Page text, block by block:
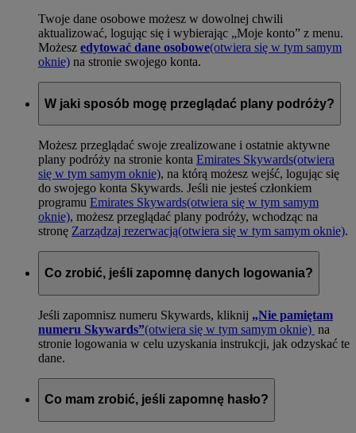
Twoje dane osobowe możesz w dowolnej chwili
aktualizować, logując się i wybierając „Moje konto” z menu.
Możesz edytować dane osobowe(otwiera się w tym samym
oknie) na stronie swojego konta.
W jaki sposób mogę przeglądać plany podróży?
Możesz przeglądać swoje zrealizowane i ostatnie aktywne
plany podróży na stronie konta Emirates Skywards(otwiera
się w tym samym oknie), na którą możesz wejść, logując się
do swojego konta Skywards. Jeśli nie jesteś członkiem
programu Emirates Skywards(otwiera się w tym samym
oknie), możesz przeglądać plany podróży, wchodząc na
stronę Zarządzaj rezerwacją(otwiera się w tym samym oknie).
Co zrobić, jeśli zapomnę danych logowania?
Jeśli zapomnisz numeru Skywards, kliknij „Nie pamiętam
numeru Skywards”(otwiera się w tym samym oknie) na
stronie logowania w celu uzyskania instrukcji, jak odzyskać te
dane.
Co mam zrobić, jeśli zapomnę hasło?